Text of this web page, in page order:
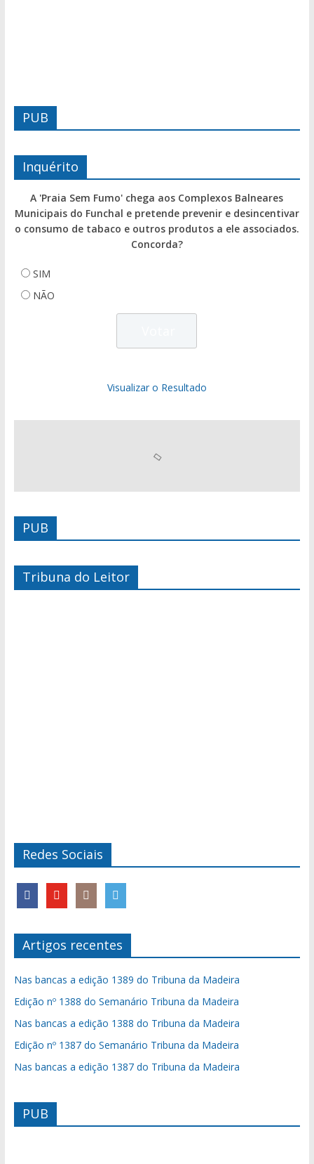
PUB
Inquérito
A 'Praia Sem Fumo' chega aos Complexos Balneares
Municipais do Funchal e pretende prevenir e desincentivar
o consumo de tabaco e outros produtos a ele associados.
Concorda?
SIM
NÃO
Visualizar o Resultado
PUB
Tribuna do Leitor
Redes Sociais
Artigos recentes
Nas bancas a edição 1389 do Tribuna da Madeira
Edição nº 1388 do Semanário Tribuna da Madeira
Nas bancas a edição 1388 do Tribuna da Madeira
Edição nº 1387 do Semanário Tribuna da Madeira
Nas bancas a edição 1387 do Tribuna da Madeira
PUB